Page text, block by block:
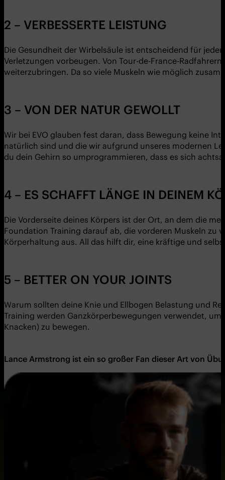
2 – VERBESSERTE LEISTUNG
Die Gesundheit der Wirbelsäule ist entscheidend für
Verletzungen vorbeugen. Von Tour-de-France-
weiterzubringen. Da so viele Muskeln wie möglich
3 – VON DER NATUR GEWOLLT
Wir bei EVO glauben fest daran, dass Bewegung keine
natürlich sind und die wir aufgrund unseres modernen
du dein Gehirn so umprogrammieren, dass es sich
4 – ES SCHAFFT LÄNGE IN DEINEM
Die Vorderseite deines Körpers ist der Ort, an dem die
Foundation Training darauf ab, die vorderen Muskeln zu
Körperhaltung aus. All das hilft dir, eine kräftige und
5 – BETTER ON YOUR JOINTS
Warum sollten deine Knie und Ellbogen Belastung und
Training werden Ganzkörperbewegungen verwendet,
Knacken) zu bewegen.
Lance Armstrong ist ein so großer Fan dieser Art von